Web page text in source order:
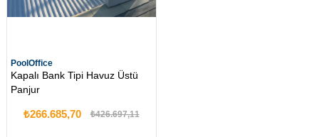
PoolOffice
Kapalı Bank Tipi Havuz Üstü
Panjur
₺266.685,70 ₺426.697,11